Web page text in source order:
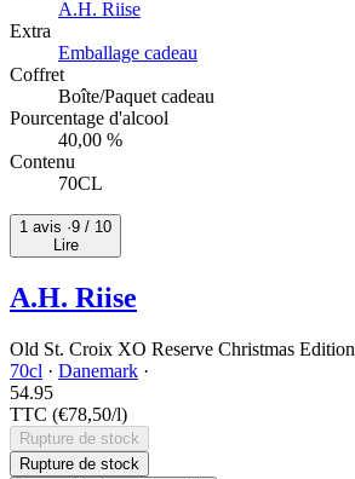
A.H. Riise
Extra
Emballage cadeau
Coffret
Boîte/Paquet cadeau
Pourcentage d'alcool
40,00 %
Contenu
70CL
1 avis ·9 / 10
Lire
A.H. Riise
Old St. Croix XO Reserve Christmas Edition
70cl · Danemark ·
54.95
TTC (€78,50/l)
Rupture de stock
Rupture de stock